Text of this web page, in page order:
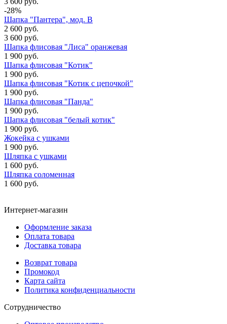
-28%
Шапка "Пантера", мод. В
2 600 руб.
3 600 руб.
Шапка флисовая "Лиса" оранжевая
1 900 руб.
Шапка флисовая "Котик"
1 900 руб.
Шапка флисовая "Котик с цепочкой"
1 900 руб.
Шапка флисовая "Панда"
1 900 руб.
Шапка флисовая "белый котик"
1 900 руб.
Жокейка с ушками
1 900 руб.
Шляпка с ушками
1 600 руб.
Шляпка соломенная
1 600 руб.
Интернет-магазин
Оформление заказа
Оплата товара
Доставка товара
Возврат товара
Промокод
Карта сайта
Политика конфиденциальности
Сотрудничество